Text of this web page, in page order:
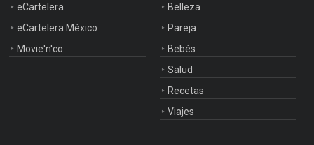
eCartelera
eCartelera México
Movie'n'co
Belleza
Pareja
Bebés
Salud
Recetas
Viajes